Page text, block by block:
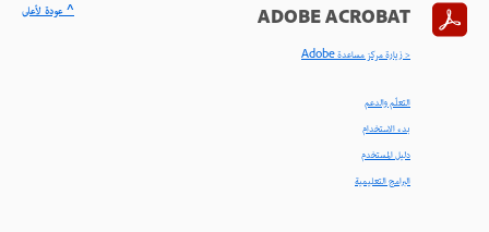
ADOBE ACROBAT
< زيارة مركز مساعدة Adobe
التعلّم والدعم
بدء الاستخدام
دليل المستخدم
البرامج التعليمية
^ عودة لأعلى